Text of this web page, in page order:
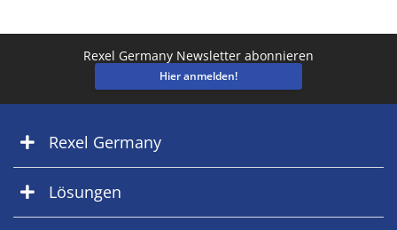
Rexel Germany Newsletter abonnieren
Hier anmelden!
Rexel Germany
Lösungen